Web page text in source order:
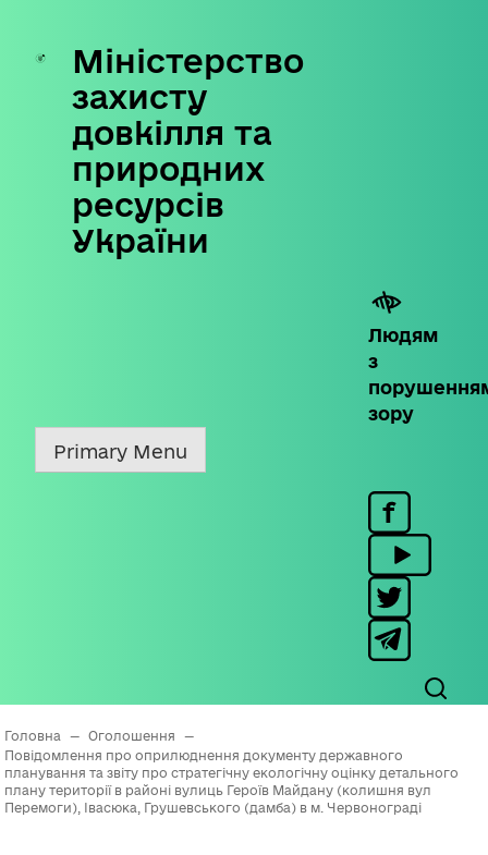
Skip
content
Міністерство
захисту
довкілля та
природних
ресурсів
України
Людям
з
зору
Primary Menu
Головна — Оголошення
—
Повідомлення про оприлюднення документу державного
планування та звіту про стратегічну екологічну оцінку детального
плану території в районі вулиць Героїв Майдану (колишня вул
Перемоги), Івасюка, Грушевського (дамба) в м. Червонограді